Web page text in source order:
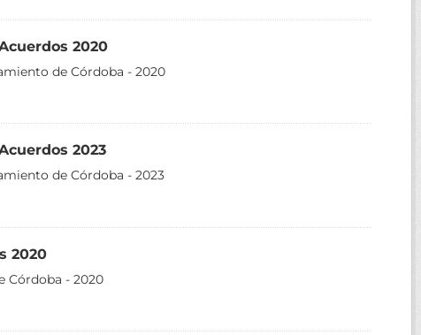
2020
de Córdoba - 2020
2023
de Córdoba - 2023
2020
Córdoba - 2020